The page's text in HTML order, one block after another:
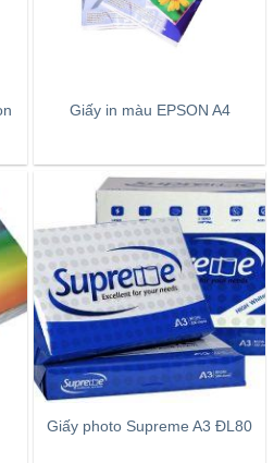
Giấy in màu EPSON A4
Giấy photo Supreme A3 ĐL80